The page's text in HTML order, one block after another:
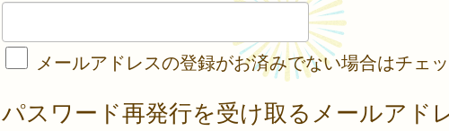
メールアドレスの登録がお済みでない場合はチェ
パスワード再発行を受け取るメールアド